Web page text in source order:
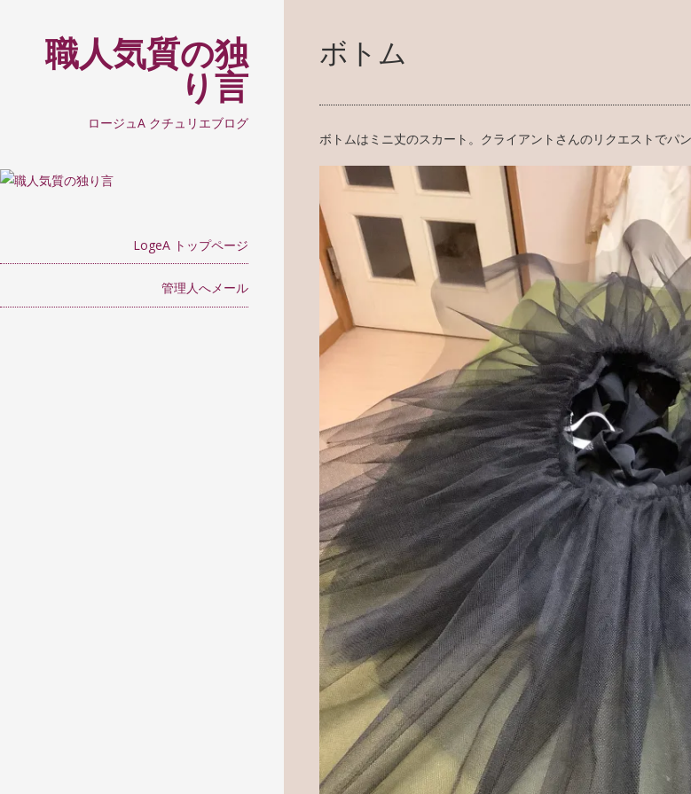
職人気質の独
り言
ロージュA クチュリエブログ
LogeA トップページ
管理人へメール
ボトム
ボトムはミニ丈のスカート。クライアントさんのリクエストでパ